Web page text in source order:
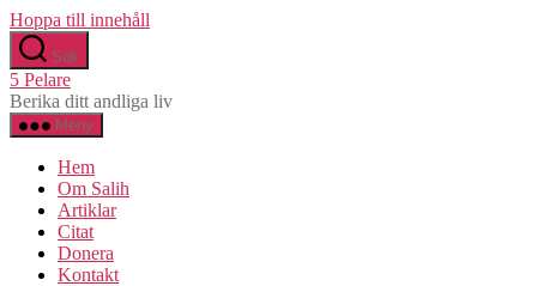
Hoppa till innehåll
Sök
5 Pelare
Berika ditt andliga liv
Meny
Hem
Om Salih
Artiklar
Citat
Donera
Kontakt